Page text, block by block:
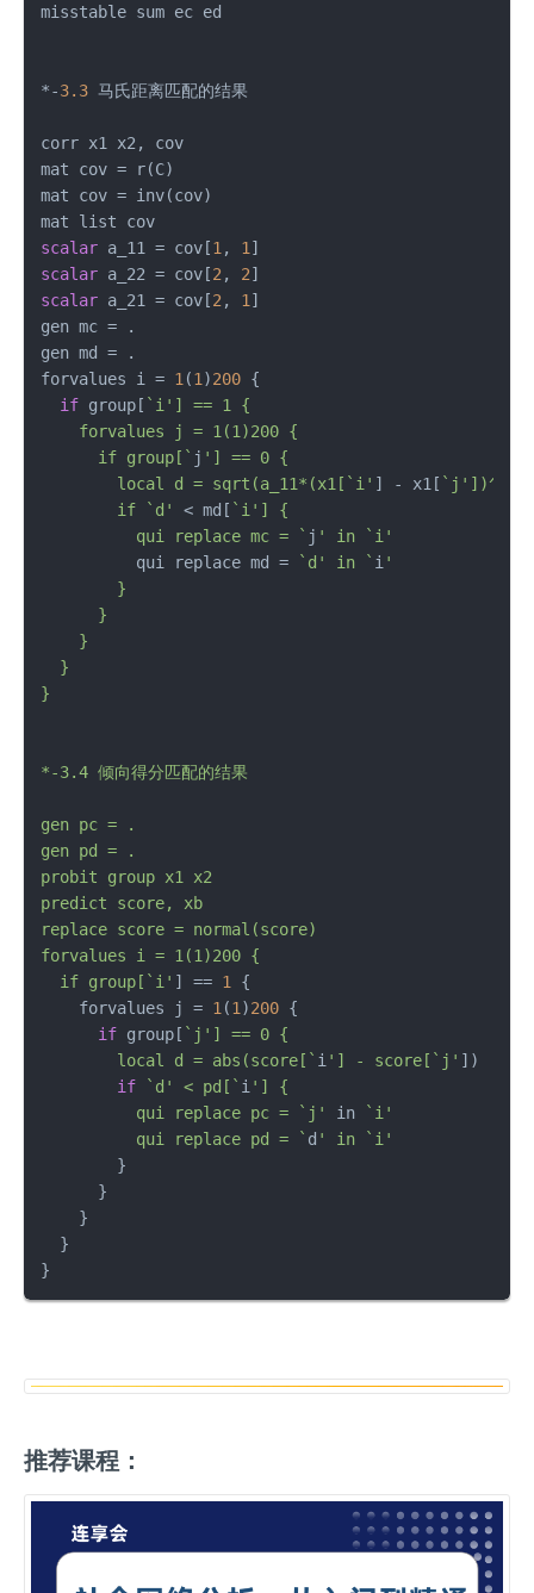
misstable sum ec ed
*-3.3 马氏距离匹配的结果
corr x1 x2, cov
mat cov = r(C)
mat cov = inv(cov)
scalar a_11 = cov[1 , 1
scalar a_22 = cov[2 , 2
scalar a_21 = cov[2 , 1 ]
gen mc = .
gen md = .
forvalues i = 1 (1 )200 {
if group[ `i'] == 1 {
    forvalues j = 1(1)200 {
      if group[`
j '] == 0 {
        local d = sqrt(a_11*(x1[`i'
] - x1[ `j'])^2 +
        if `d'
< md[ `i'] {
          qui replace mc = `
j ' in `i'
          qui replace md =
`d' in ` i '
        }
      }
    }
  }
}
*-3.4 倾向得分匹配的结果
gen pc = .
gen pd = .
probit group x1 x2
predict score, xb
replace score = normal(score)
forvalues i = 1(1)200 {
  if group[`i'
] == 1
{
    forvalues j =
1 (1 )200 {
if group[ `j'] == 0 {
        local d = abs(score[`
i '] - score[`j' ])
if
`d' < pd[` i '] {
          qui replace pc = `j'
in
`i'
          qui replace pd = `
d ' in `i'
        }
      }
    }
  }
}
推荐课程：